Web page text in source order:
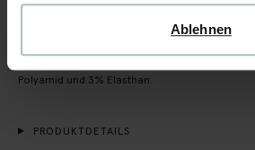
Ablehnen
Weiße Socken der Marke Sissy-Boy. Die Socken
Polyamid und 3% Elasthan.
PRODUKTDETAILS